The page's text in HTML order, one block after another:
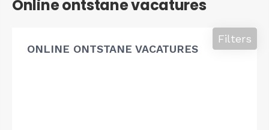
Online ontstane vacatures
ONLINE ONTSTANE VACATURES
Filters